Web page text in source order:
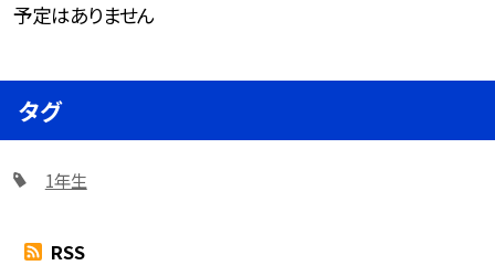
予定はありません
タグ
1年生
RSS